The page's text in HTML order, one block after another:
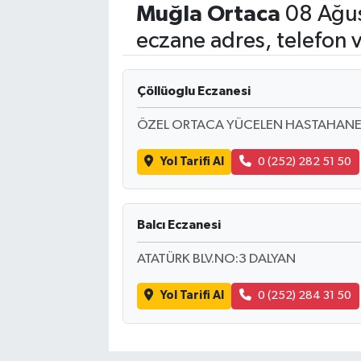
Muğla Ortaca 08
eczane adres, telefon
Çöllüoglu Eczanesi
ÖZEL ORTACA YÜCELEN
Yol Tarifi Al 0 (252) 282 51 50
Balcı Eczanesi
ATATÜRK BLV.NO:3 DALYAN
Yol Tarifi Al 0 (252) 284 31 50